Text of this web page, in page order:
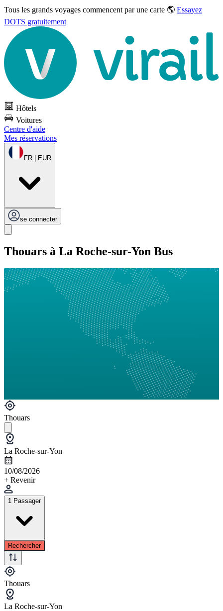
Tous les grands voyages commencent par une carte 🌎 Essayez
DOTS gratuitement
Hôtels
Voitures
Centre d'aide
Mes réservations
FR | EUR
se connecter
Thouars à La Roche-sur-Yon Bus
Thouars
La Roche-sur-Yon
10/08/2026
+ Revenir
1 Passager
Rechercher
Thouars
La Roche-sur-Yon